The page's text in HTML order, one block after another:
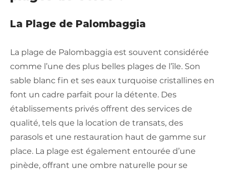
La Plage de Palombaggia
La plage de Palombaggia est souvent considérée
comme l’une des plus belles plages de l’île. Son
sable blanc fin et ses eaux turquoise cristallines en
font un cadre parfait pour la détente. Des
établissements privés offrent des services de
qualité, tels que la location de transats, des
parasols et une restauration haut de gamme sur
place. La plage est également entourée d’une
pinède, offrant une ombre naturelle pour se